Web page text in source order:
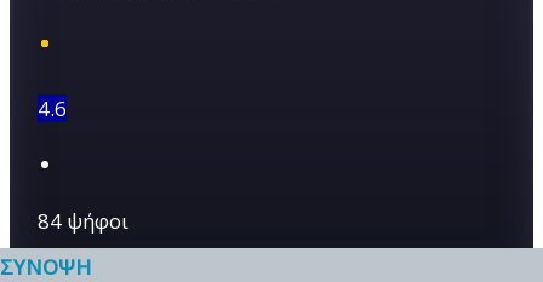
4.6
84 ψήφοι
ΣΥΝΟΨΗ